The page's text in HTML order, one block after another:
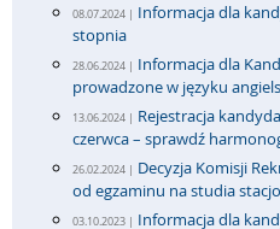
08.07.2024 | Informacja dla
stopnia
28.06.2024 | Informacja dla
prowadzone w języku
13.06.2024 | Rejestracja
czerwca – sprawdź
26.02.2024 | Decyzja Komisji
od egzaminu na studia
03.10.2023 | Informacja dla